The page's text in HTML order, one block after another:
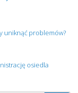
uniknąć problemów?
osiedla